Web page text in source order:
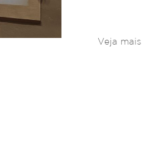
Veja mais